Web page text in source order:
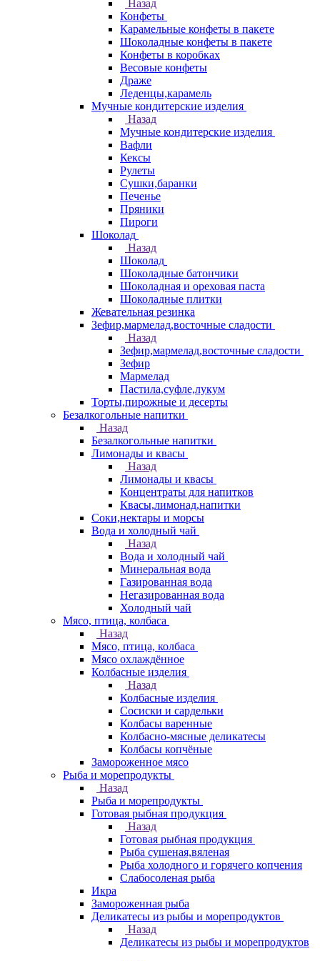
Назад
Конфеты
Карамельные конфеты в пакете
Шоколадные конфеты в пакете
Конфеты в коробках
Весовые конфеты
Драже
Леденцы,карамель
Мучные кондитерские изделия
Назад
Мучные кондитерские изделия
Вафли
Кексы
Рулеты
Сушки,баранки
Печенье
Пряники
Пироги
Шоколад
Назад
Шоколад
Шоколадные батончики
Шоколадная и ореховая паста
Шоколадные плитки
Жевательная резинка
Зефир,мармелад,восточные сладости
Назад
Зефир,мармелад,восточные сладости
Зефир
Мармелад
Пастила,суфле,лукум
Торты,пирожные и десерты
Безалкогольные напитки
Назад
Безалкогольные напитки
Лимонады и квасы
Назад
Лимонады и квасы
Концентраты для напитков
Квасы,лимонад,напитки
Соки,нектары и морсы
Вода и холодный чай
Назад
Вода и холодный чай
Минеральная вода
Газированная вода
Негазированная вода
Холодный чай
Мясо, птица, колбаса
Назад
Мясо, птица, колбаса
Мясо охлаждённое
Колбасные изделия
Назад
Колбасные изделия
Сосиски и сардельки
Колбасы варенные
Колбасно-мясные деликатесы
Колбасы копчёные
Замороженное мясо
Рыба и морепродукты
Назад
Рыба и морепродукты
Готовая рыбная продукция
Назад
Готовая рыбная продукция
Рыба сушеная,вяленая
Рыба холодного и горячего копчения
Слабосоленая рыба
Икра
Замороженная рыба
Деликатесы из рыбы и морепродуктов
Назад
Деликатесы из рыбы и морепродуктов